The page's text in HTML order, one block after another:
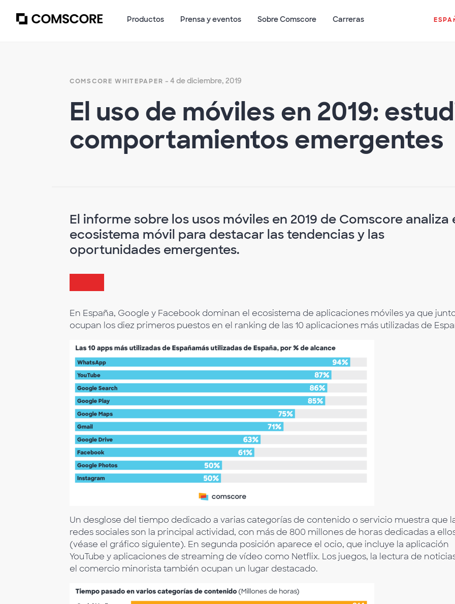
Productos Prensa y eventos Sobre Comscore Carreras
COMSCORE WHITEPAPER - 4 de diciembre, 2019
El uso de móviles en 2019:
comportamientos emergentes
El informe sobre los usos móviles en 2019 de Comscore analiza
ecosistema móvil para destacar las tendencias y las
oportunidades emergentes.
En España, Google y Facebook dominan el ecosistema de aplicaciones móviles ya que
ocupan los diez primeros puestos en el ranking de las 10 aplicaciones más utilizadas de
Un desglose del tiempo dedicado a varias categorías de contenido o servicio muestra que
redes sociales son la principal actividad, con más de 800 millones de horas dedicadas a
(véase el gráfico siguiente). En segunda posición aparece el ocio, que incluye la aplicación
YouTube y aplicaciones de streaming de vídeo como Netflix. Los juegos, la lectura de
el comercio minorista también ocupan un lugar destacado.